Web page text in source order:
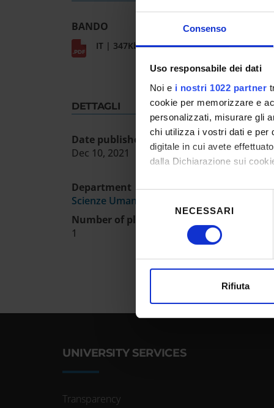
Consenso
Uso responsabile dei dati
Noi e i nostri 1022 partner
cookie per memorizzare e
personalizzati, misurare gli
chi utilizza i vostri dati e per
digitale in cui avete
dalla Dichiarazione sui
Con il tuo consenso,
raccogliere
Approfondisci come
Utilizziamo i cookie per
NECESSARI
Rifiuta
BANDO
IT | 347Kb
DETTAGLI
Date published in the official register
Dec 10, 2021
Department
Scienze Umane
Number of places
1
UNIVERSITY SERVICES
Transparency